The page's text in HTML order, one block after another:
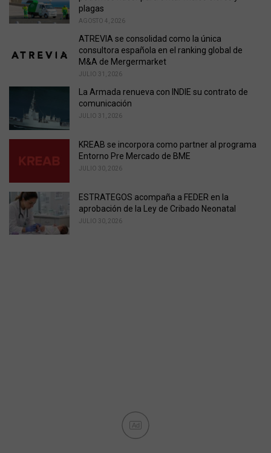
s
:
plagas
AGOSTO 4, 2026
ATREVIA se consolidad como la única
consultora española en el ranking global de
M&A de Mergermarket
JULIO 31, 2026
La Armada renueva con INDIE su contrato de
comunicación
JULIO 31, 2026
KREAB se incorpora como partner al programa
Entorno Pre Mercado de BME
JULIO 30, 2026
ESTRATEGOS acompaña a FEDER en la
aprobación de la Ley de Cribado Neonatal
JULIO 30, 2026
Ad